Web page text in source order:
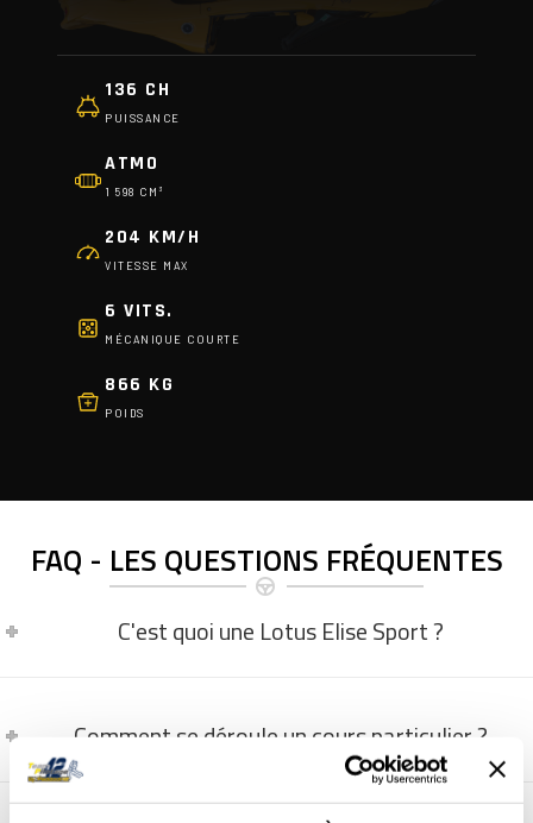
136 CH
PUISSANCE
ATMO
1 598 CM³
204 KM/H
VITESSE MAX
6 VITS.
MÉCANIQUE COURTE
866 KG
POIDS
FAQ - LES QUESTIONS FRÉQUENTES
C'est quoi une Lotus Elise Sport ?
Comment se déroule un cours particulier ?